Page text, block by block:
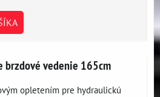
brzdové vedenie 165cm
opletením pre hydraulickú